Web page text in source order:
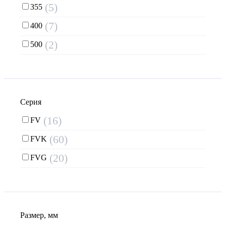
355 (5)
400 (7)
500 (2)
Серия
FV (16)
FVK (60)
FVG (20)
Размер, мм